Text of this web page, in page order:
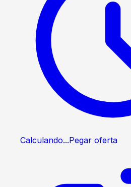
Calculando...Pegar oferta